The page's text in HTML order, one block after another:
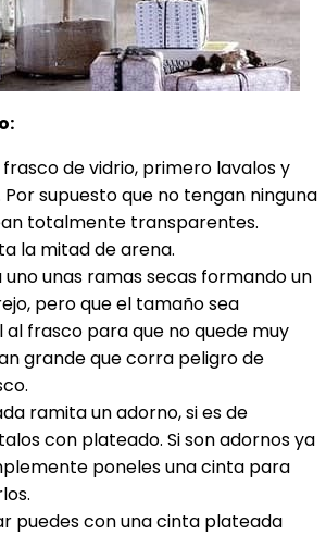
de vidrio, primero lavalos y
Por supuesto que no tengan ninguna
totalmente transparentes.
la mitad de arena.
uno unas ramas secas formando un
pero que el tamaño sea
frasco para que no quede muy
grande que corra peligro de
ramita un adorno, si es de
con plateado. Si son adornos ya
poneles una cinta para
puedes con una cinta plateada